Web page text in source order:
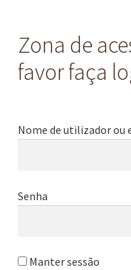
Zona de
favor faça
Nome de utilizador ou
Senha
Manter sessão